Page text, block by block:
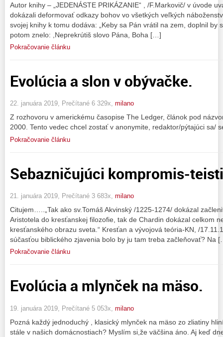
Autor knihy – „JEDENÁSTE PRIKÁZANIE“ , /F.Markovič/ v úvode
dokázali deformovať odkazy bohov vo všetkých veľkých
svojej knihy k tomu dodáva: „Keby sa Pán vrátil na zem, doplnil by
potom znelo: ,Neprekrútiš slovo Pána, Boha […]
Pokračovanie článku
Evolúcia a slon v obývačke.
22. januára 2019, Prečítané 6 329x, milano
Z rozhovoru v americkému časopise The Ledger, článok pod
2000. Tento vedec chcel zostať v anonymite, redaktor/pýtajúci sa/
Pokračovanie článku
Sebazničujúci kompromis-
21. januára 2019, Prečítané 3 683x, milano
Citujem…..„Tak ako sv.Tomáš Akvinský /1225-1274/ dokázal
Aristotela do kresťanskej filozofie, tak de Chardin dokázal celkom
kresťanského obrazu sveta.“ Kresťan a vývojová teória-KN, /
súčasťou biblického zjavenia bolo by ju tam treba začleňovať? Na
Pokračovanie článku
Evolúcia a mlynček na mäso.
19. januára 2019, Prečítané 5 053x, milano
Pozná každý jednoduchý , klasický mlynček na mäso zo zliatiny
stále v našich domácnostiach? Myslím si,že väčšina áno. Aj keď